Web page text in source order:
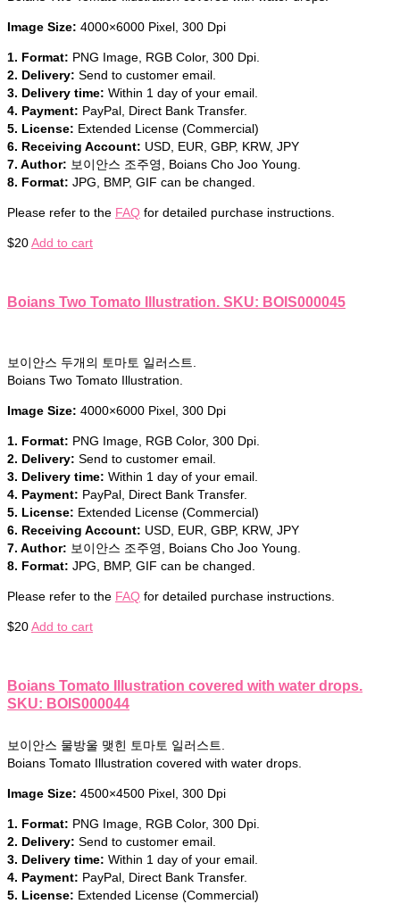
Image Size: 4000×6000 Pixel, 300 Dpi
1. Format: PNG Image, RGB Color, 300 Dpi.
2. Delivery: Send to customer email.
3. Delivery time: Within 1 day of your email.
4. Payment: PayPal, Direct Bank Transfer.
5. License: Extended License (Commercial)
6. Receiving Account: USD, EUR, GBP, KRW, JPY
7. Author: 보이안스 조주영, Boians Cho Joo Young.
8. Format: JPG, BMP, GIF can be changed.
Please refer to the FAQ for detailed purchase instructions.
$20Add to cart
Boians Two Tomato Illustration. SKU: BOIS000045
보이안스 두개의 토마토 일러스트.
Boians Two Tomato Illustration.
Image Size: 4000×6000 Pixel, 300 Dpi
1. Format: PNG Image, RGB Color, 300 Dpi.
2. Delivery: Send to customer email.
3. Delivery time: Within 1 day of your email.
4. Payment: PayPal, Direct Bank Transfer.
5. License: Extended License (Commercial)
6. Receiving Account: USD, EUR, GBP, KRW, JPY
7. Author: 보이안스 조주영, Boians Cho Joo Young.
8. Format: JPG, BMP, GIF can be changed.
Please refer to the FAQ for detailed purchase instructions.
$20Add to cart
Boians Tomato Illustration covered with water drops.
SKU: BOIS000044
보이안스 물방울 맺힌 토마토 일러스트.
Boians Tomato Illustration covered with water drops.
Image Size: 4500×4500 Pixel, 300 Dpi
1. Format: PNG Image, RGB Color, 300 Dpi.
2. Delivery: Send to customer email.
3. Delivery time: Within 1 day of your email.
4. Payment: PayPal, Direct Bank Transfer.
5. License: Extended License (Commercial)